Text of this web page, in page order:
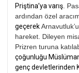
Priştina’ya varış .
ardından özel
geçerek
hareket. Dileyen
Prizren turuna
çoğunluğu
genç devletlerinden